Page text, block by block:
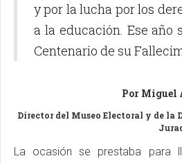
y por la lucha por los
a la educación. Ese año
Centenario de su
Por Miguel
Director del Museo Electoral y de la
La ocasión se prestaba para